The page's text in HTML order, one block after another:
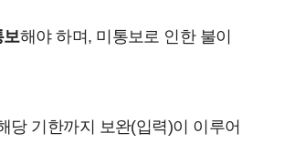
보해야 하며, 미통보로 인한 불이
당 기한까지 보완(입력)이 이루어